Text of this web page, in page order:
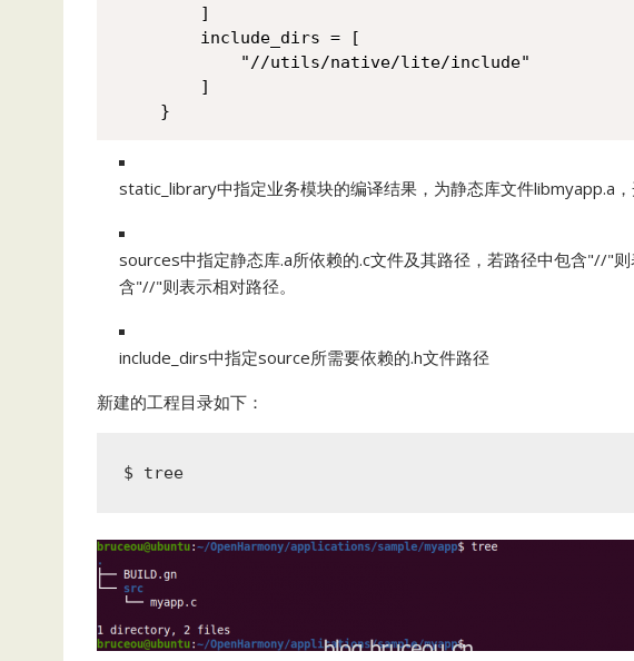
    ]
    include_dirs = [
        "//utils/native/lite/include"
    ]
}
static_library中指定业务模块的编译结果，为静态库文件libmyapp.a，
sources中指定静态库.a所依赖的.c文件及其路径，若路径中包含"//"
含"//"则表示相对路径。
include_dirs中指定source所需要依赖的.h文件路径
新建的工程目录如下：
$ tree